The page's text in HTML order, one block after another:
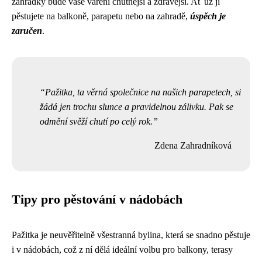
pěstujete na balkoně, parapetu nebo na zahradě, úspěch je
zaručen.
Pažitka, ta věrná společnice na našich parapetech, si
žádá jen trochu slunce a pravidelnou zálivku. Pak se
odmění svěží chutí po celý rok.
Zdena Zahradníková
Tipy pro pěstování v nádobách
Pažitka je neuvěřitelně všestranná bylina, která se snadno pěstuje
i v nádobách, což z ní dělá ideální volbu pro balkony, terasy